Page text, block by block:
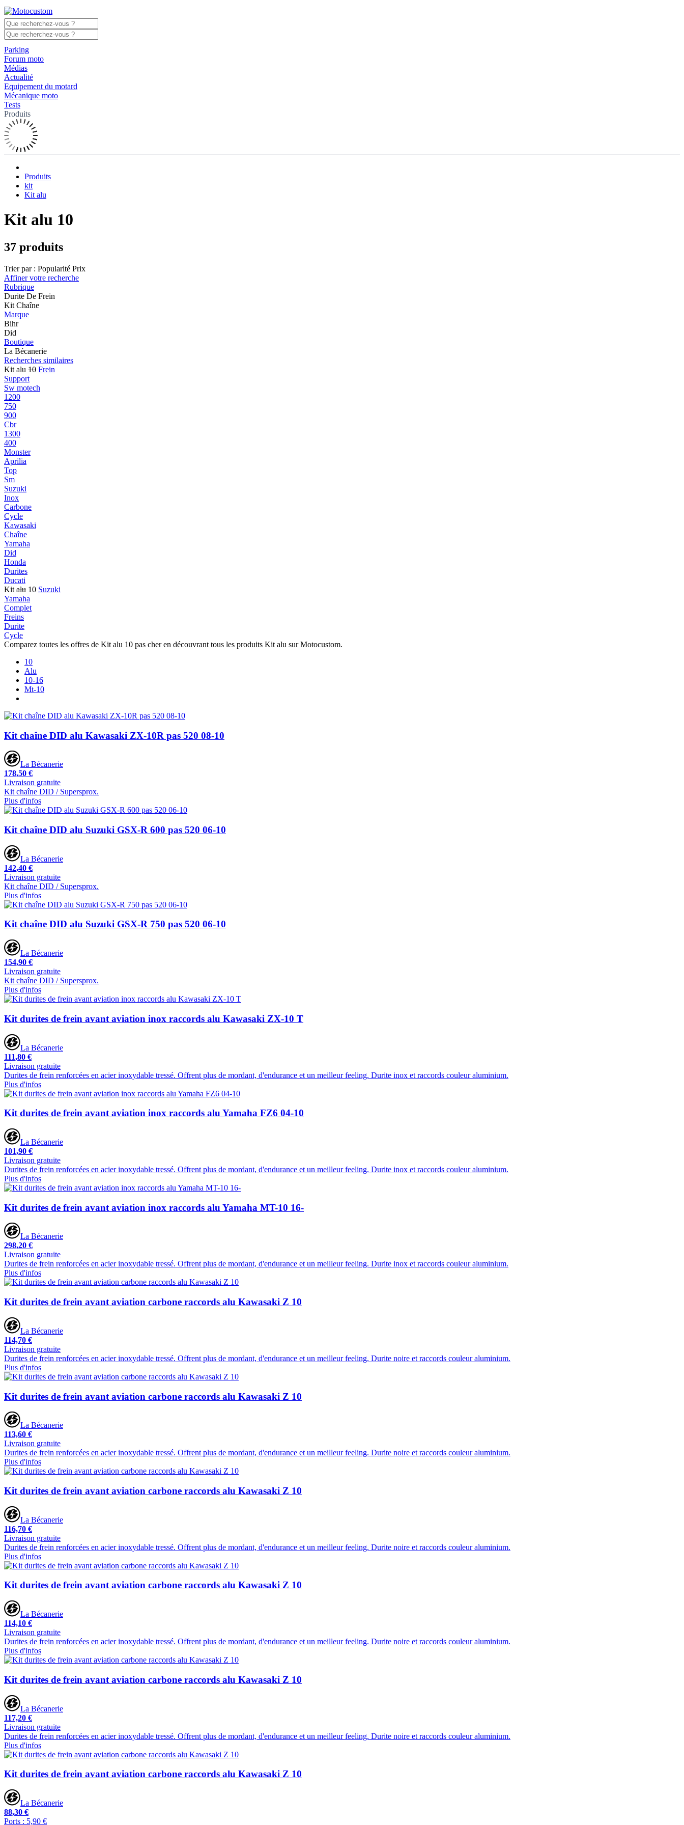
Parking
Forum moto
Médias
Actualité
Equipement du motard
Mécanique moto
Tests
Produits
Produits
kit
Kit alu
Kit alu 10
37 produits
Trier par : Popularité Prix
Affiner votre recherche
Rubrique
Durite De Frein
Kit Chaîne
Marque
Bihr
Did
Boutique
La Bécanerie
Recherches similaires
Kit alu 10 Frein
Support
Sw motech
1200
750
900
Cbr
1300
400
Monster
Aprilia
Top
Sm
Suzuki
Inox
Carbone
Cycle
Kawasaki
Chaîne
Yamaha
Did
Honda
Durites
Ducati
Kit alu 10 Suzuki
Yamaha
Complet
Freins
Durite
Cycle
Comparez toutes les offres de Kit alu 10 pas cher en découvrant tous les produits Kit alu sur Motocustom.
10
Alu
10-16
Mt-10
Kit chaîne DID alu Kawasaki ZX-10R pas 520 08-10
La Bécanerie
178,50 €
Livraison gratuite
Kit chaîne DID / Supersprox.
Plus d'infos
Kit chaîne DID alu Suzuki GSX-R 600 pas 520 06-10
La Bécanerie
142,40 €
Livraison gratuite
Kit chaîne DID / Supersprox.
Plus d'infos
Kit chaîne DID alu Suzuki GSX-R 750 pas 520 06-10
La Bécanerie
154,90 €
Livraison gratuite
Kit chaîne DID / Supersprox.
Plus d'infos
Kit durites de frein avant aviation inox raccords alu Kawasaki ZX-10 T
La Bécanerie
111,80 €
Livraison gratuite
Durites de frein renforcées en acier inoxydable tressé. Offrent plus de mordant, d'endurance et un meilleur feeling. Durite inox et raccords couleur aluminium.
Plus d'infos
Kit durites de frein avant aviation inox raccords alu Yamaha FZ6 04-10
La Bécanerie
101,90 €
Livraison gratuite
Durites de frein renforcées en acier inoxydable tressé. Offrent plus de mordant, d'endurance et un meilleur feeling. Durite inox et raccords couleur aluminium.
Plus d'infos
Kit durites de frein avant aviation inox raccords alu Yamaha MT-10 16-
La Bécanerie
298,20 €
Livraison gratuite
Durites de frein renforcées en acier inoxydable tressé. Offrent plus de mordant, d'endurance et un meilleur feeling. Durite inox et raccords couleur aluminium.
Plus d'infos
Kit durites de frein avant aviation carbone raccords alu Kawasaki Z 10
La Bécanerie
114,70 €
Livraison gratuite
Durites de frein renforcées en acier inoxydable tressé. Offrent plus de mordant, d'endurance et un meilleur feeling. Durite noire et raccords couleur aluminium.
Plus d'infos
Kit durites de frein avant aviation carbone raccords alu Kawasaki Z 10
La Bécanerie
113,60 €
Livraison gratuite
Durites de frein renforcées en acier inoxydable tressé. Offrent plus de mordant, d'endurance et un meilleur feeling. Durite noire et raccords couleur aluminium.
Plus d'infos
Kit durites de frein avant aviation carbone raccords alu Kawasaki Z 10
La Bécanerie
116,70 €
Livraison gratuite
Durites de frein renforcées en acier inoxydable tressé. Offrent plus de mordant, d'endurance et un meilleur feeling. Durite noire et raccords couleur aluminium.
Plus d'infos
Kit durites de frein avant aviation carbone raccords alu Kawasaki Z 10
La Bécanerie
114,10 €
Livraison gratuite
Durites de frein renforcées en acier inoxydable tressé. Offrent plus de mordant, d'endurance et un meilleur feeling. Durite noire et raccords couleur aluminium.
Plus d'infos
Kit durites de frein avant aviation carbone raccords alu Kawasaki Z 10
La Bécanerie
117,20 €
Livraison gratuite
Durites de frein renforcées en acier inoxydable tressé. Offrent plus de mordant, d'endurance et un meilleur feeling. Durite noire et raccords couleur aluminium.
Plus d'infos
Kit durites de frein avant aviation carbone raccords alu Kawasaki Z 10
La Bécanerie
88,30 €
Ports : 5,90 €